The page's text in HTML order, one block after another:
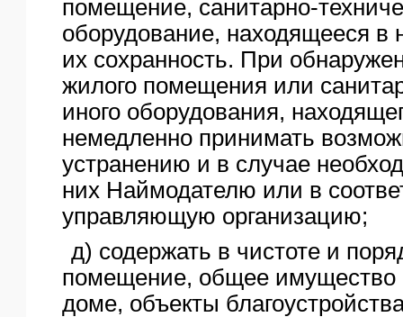
помещение, санитарно-
оборудование, находящееся в
их сохранность. При
жилого помещения или
иного оборудования,
немедленно принимать
устранению и в случае
них Наймодателю или в
управляющую организацию;
д) содержать в чистоте и
помещение, общее имущество
доме, объекты